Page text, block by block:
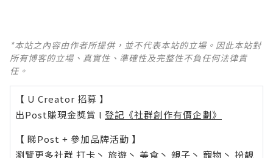
*本站之內容由作者所提供，並不代表本站的立場。因此本站對
所有博客的立場、真實性、準確性及完整性不負任何法律責
任。
【 U Creator 招募 】
出Post賺現金獎賞 l 登記《社群創作有價企劃》
【 睇Post + 參加品牌活動 】
瀏覽更多社群 打卡 丶 旅遊 丶 美食 丶 親子 丶 寵物 丶 扮靚